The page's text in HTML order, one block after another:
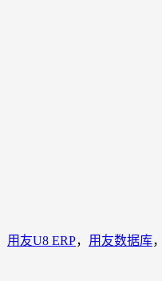
用友U8 ERP， 用友数据库，